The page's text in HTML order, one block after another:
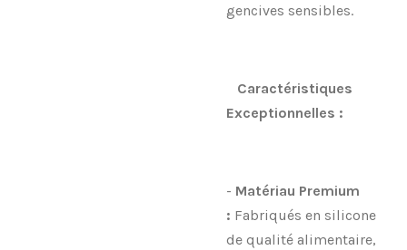
gencives sensibles.
Caractéristiques
Exceptionnelles :
- Matériau Premium
: Fabriqués en silicone
de qualité alimentaire,